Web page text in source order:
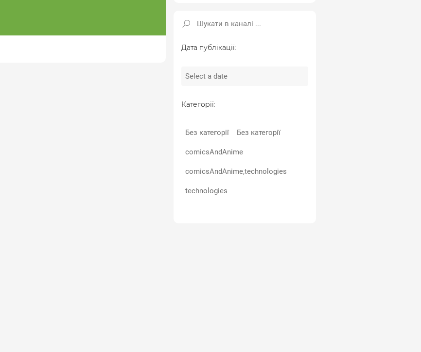
Дата публікації:
Категорії:
Без категорії Без категорії
comicsAndAnime
comicsAndAnime,technologies
technologies